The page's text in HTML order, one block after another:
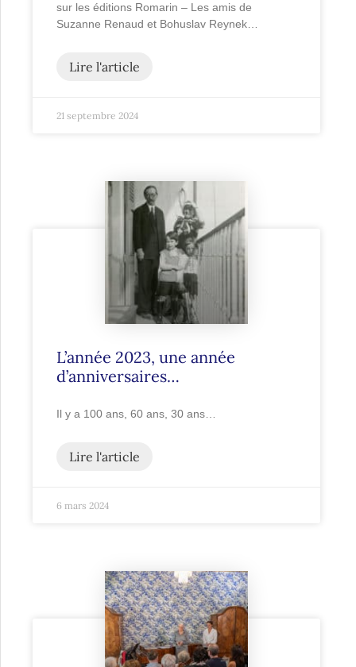
sur les éditions Romarin – Les amis de
Suzanne Renaud et Bohuslav Reynek…
Lire l'article
21 septembre 2024
L’année 2023, une année
d’anniversaires…
Il y a 100 ans, 60 ans, 30 ans…
Lire l'article
6 mars 2024